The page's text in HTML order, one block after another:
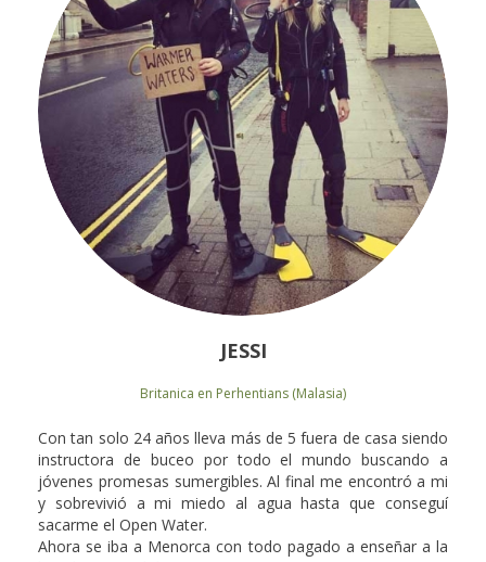
JESSI
Britanica en Perhentians (Malasia)
Con tan solo 24 años lleva más de 5 fuera de casa siendo
instructora de buceo por todo el mundo buscando a
jóvenes promesas sumergibles. Al final me encontró a mi
y sobrevivió a mi miedo al agua hasta que conseguí
sacarme el Open Water.
Ahora se iba a Menorca con todo pagado a enseñar a la